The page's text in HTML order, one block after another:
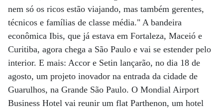
nem só os ricos estão viajando, mas também gerentes,
técnicos e famílias de classe média." A bandeira
econômica Ibis, que já estava em Fortaleza, Maceió e
Curitiba, agora chega a São Paulo e vai se estender pelo
interior. E mais: Accor e Setin lançarão, no dia 18 de
agosto, um projeto inovador na entrada da cidade de
Guarulhos, na Grande São Paulo. O Mondial Airport
Business Hotel vai reunir um flat Parthenon, um hotel